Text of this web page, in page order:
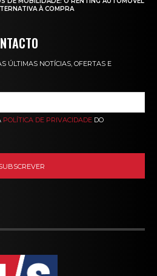
À COMPRA
ÚLTIMAS NOTÍCIAS, OFERTAS E
POLÍTICA DE PRIVACIDADE DO